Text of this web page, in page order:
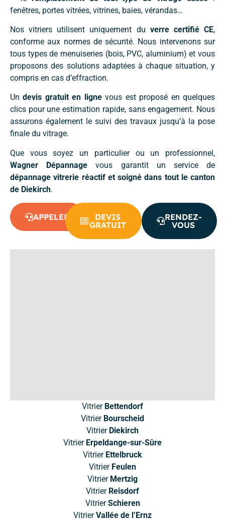
fenêtres, portes vitrées, vitrines, baies, vérandas…
Nos vitriers utilisent uniquement du verre certifié CE,
conforme aux normes de sécurité. Nous intervenons sur
tous types de menuiseries (bois, PVC, aluminium) et vous
proposons des solutions adaptées à chaque situation, y
compris en cas d’effraction.
Undevis gratuit en lignevous est proposé en quelques
clics pour une estimation rapide, sans engagement. Nous
assurons également le suivi des travaux jusqu’à la pose
finale du vitrage.
Que vous soyez un particulier ou un professionnel,
Wagner Dépannage vous garantit un service de
dépannage vitrerie réactif et soigné dans tout le canton
de Diekirch.
APPELER
DEVIS
GRATUIT
RENDEZ-
VOUS
Vitrier Bettendorf
Vitrier Bourscheid
Vitrier Diekirch
Vitrier Erpeldange-sur-Sûre
Vitrier Ettelbruck
Vitrier Feulen
Vitrier Mertzig
Vitrier Reisdorf
VitrierSchieren
VitrierVallée de l’Ernz